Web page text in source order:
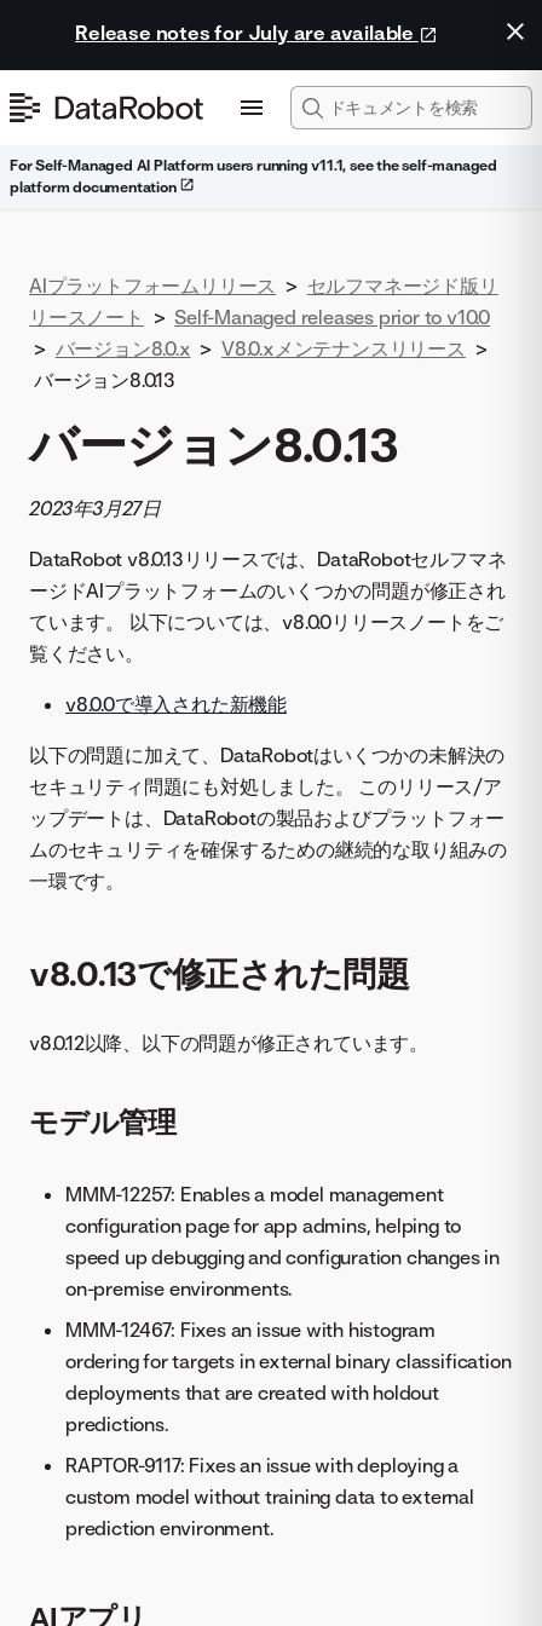
Release notes for July are available
For Self-Managed AI Platform users running v11.1, see the self-managed
platform documentation
AIプラットフォームリリース > セルフマネージド版リ
リースノート
> Self-Managed releases prior to v10.0
> バージョン8.0.x > V8.0.xメンテナンスリリース >
バージョン8.0.13
バージョン8.0.13
2023年3月27日
DataRobot v8.0.13リリースでは、DataRobotセルフマネ
ージドAIプラットフォームのいくつかの問題が修正され
ています。 以下については、v8.0.0リリースノートをご
覧ください。
v8.0.0で導入された新機能
以下の問題に加えて、DataRobotはいくつかの未解決の
セキュリティ問題にも対処しました。 このリリース/ア
ップデートは、DataRobotの製品およびプラットフォー
ムのセキュリティを確保するための継続的な取り組みの
一環です。
v8.0.13で修正された問題
v8.0.12以降、以下の問題が修正されています。
モデル管理
MMM-12257: Enables a model management
configuration page for app admins, helping to
speed up debugging and configuration changes in
on-premise environments.
MMM-12467: Fixes an issue with histogram
ordering for targets in external binary classification
deployments that are created with holdout
predictions.
RAPTOR-9117: Fixes an issue with deploying a
custom model without training data to external
prediction environment.
AIアプリ